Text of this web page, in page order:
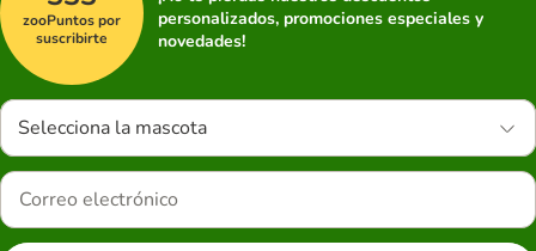
zooPuntos por
suscribirte
personalizados, promociones especiales y
novedades!
Selecciona la mascota